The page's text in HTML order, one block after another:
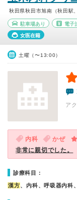
秋田県秋田市旭南（秋田駅
駐車場あり 電子
女医在籍
土曜（〜13:00）
ア
内科 かぜ
非常に親切でした。
診療科目：
漢方、内科、呼吸器内科